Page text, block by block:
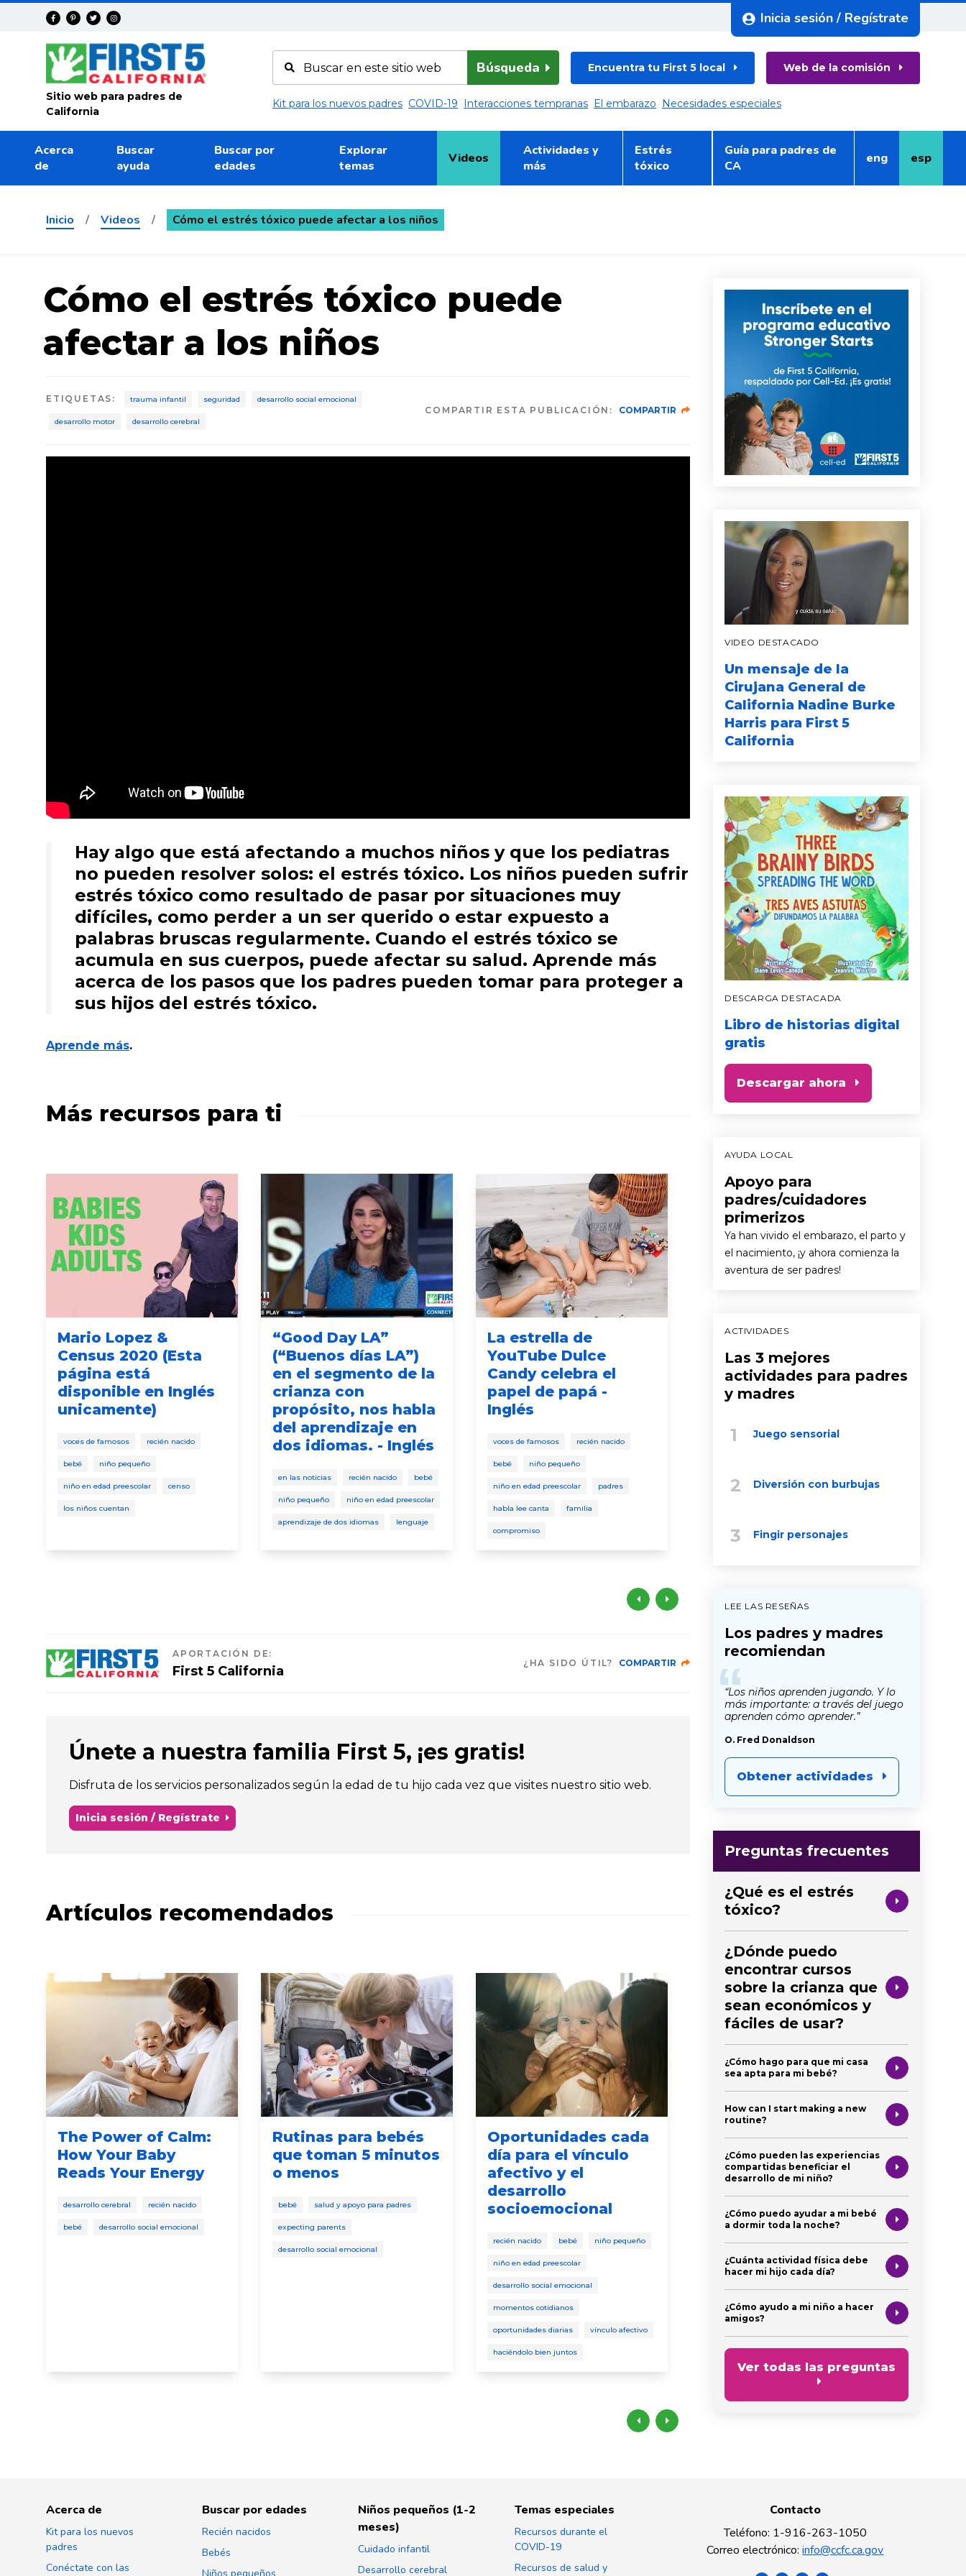
Avanza
Inicia sesión / Regístrate
Sitio web para padres de
California
Búsqueda Encuentra tu First 5 local Web de la comisión
Kit para los nuevos padres COVID-19 Interacciones tempranas El embarazo Necesidades especiales
Acerca
de
Buscar
ayuda
Buscar por
edades
Explorar
temas
Videos
Actividades y
más
Estrés
tóxico
Guía para padres de
CA
eng
Inglés esp
Español
Inicio / Videos / Cómo el estrés tóxico puede afectar a los niños
Cómo el estrés tóxico puede
afectar a los niños
ETIQUETAS : trauma infantil seguridad desarrollo social emocional
desarrollo motor desarrollo cerebral
COMPARTIR ESTA PUBLICACIÓN: COMPARTIR
Hay algo que está afectando a muchos niños y que los pediatras
no pueden resolver solos: el estrés tóxico. Los niños pueden sufrir
estrés tóxico como resultado de pasar por situaciones muy
difíciles, como perder a un ser querido o estar expuesto a
palabras bruscas regularmente. Cuando el estrés tóxico se
acumula en sus cuerpos, puede afectar su salud. Aprende más
acerca de los pasos que los padres pueden tomar para proteger a
sus hijos del estrés tóxico.
Aprende más.
Más recursos para ti
Mario Lopez &
Census 2020 (Esta
página está
disponible en Inglés
unicamente)
voces de famosos recién nacido
bebé niño pequeño
niño en edad preescolar censo
los niños cuentan
“Good Day LA”
(“Buenos días LA”)
en el segmento de la
crianza con
propósito, nos habla
del aprendizaje en
dos idiomas. - Inglés
en las noticias recién nacido bebé
niño pequeño niño en edad preescolar
aprendizaje de dos idiomas lenguaje
La estrella de
YouTube Dulce
Candy celebra el
papel de papá -
Inglés
voces de famosos recién nacido
bebé niño pequeño
niño en edad preescolar padres
habla lee canta familia
compromiso
Conversaciones con
tu recién nacido
padres desarrollo cerebral
APORTACIÓN DE :
First 5 California
¿HA SIDO ÚTIL? COMPARTIR
Únete a nuestra familia First 5, ¡es gratis!
Disfruta de los servicios personalizados según la edad de tu hijo cada vez que visites nuestro sitio web.
Inicia sesión / Regístrate
Artículos recomendados
The Power of Calm:
How Your Baby
Reads Your Energy
desarrollo cerebral recién nacido
bebé desarrollo social emocional
Rutinas para bebés
que toman 5 minutos
o menos
bebé salud y apoyo para padres
expecting parents
desarrollo social emocional
Oportunidades cada
día para el vínculo
afectivo y el
desarrollo
socioemocional
recién nacido bebé niño pequeño
niño en edad preescolar
desarrollo social emocional
momentos cotidianos
oportunidades diarias vínculo afectivo
haciéndolo bien juntos
Cómo dormir toda la
noche: La
importancia de
cómo calmarse a sí
mismo
desarrollo social emocional seguridad
VIDEO DESTACADO
Un mensaje de la
Cirujana General de
California Nadine Burke
Harris para First 5
California
DESCARGA DESTACADA
Libro de historias digital
gratis
Descargar ahora
AYUDA LOCAL
Apoyo para
padres/cuidadores
primerizos
Ya han vivido el embarazo, el parto y
el nacimiento, ¡y ahora comienza la
aventura de ser padres!
ACTIVIDADES
Las 3 mejores
actividades para padres
y madres
Juego sensorial
Diversión con burbujas
Fingir personajes
LEE LAS RESEÑAS
Los padres y madres
recomiendan
“
“Los niños aprenden jugando. Y lo
más importante: a través del juego
aprenden cómo aprender.”
O. Fred Donaldson
Obtener actividades
Preguntas frecuentes
¿Qué es el estrés
tóxico?
¿Dónde puedo
encontrar cursos
sobre la crianza que
sean económicos y
fáciles de usar?
¿Cómo hago para que mi casa
sea apta para mi bebé?
How can I start making a new
routine?
¿Cómo pueden las experiencias
compartidas beneficiar el
desarrollo de mi niño?
¿Cómo puedo ayudar a mi bebé
a dormir toda la noche?
¿Cuánta actividad física debe
hacer mi hijo cada día?
¿Cómo ayudo a mi niño a hacer
amigos?
Ver todas las preguntas
Acerca de
Kit para los nuevos
padres
Conéctate con las
Buscar por edades
Recién nacidos
Bebés
Niños pequeños (1-2
meses)
Cuidado infantil
Desarrollo cerebral
Temas especiales
Recursos durante el
COVID-19
Recursos de salud y
Contacto
Teléfono: 1-916-263-1050
Correo electrónico: info@ccfc.ca.gov